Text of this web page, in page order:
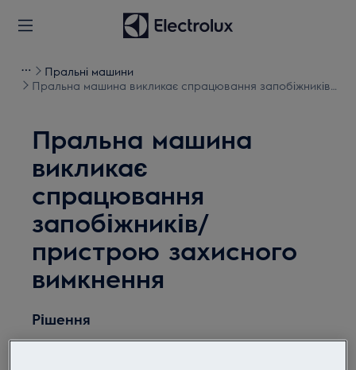
Пральні машини
Пральна машина викликає спрацювання запобіжників/
Пральна машина
викликає
спрацювання
запобіжників/
пристрою захисного
вимкнення
Рішення